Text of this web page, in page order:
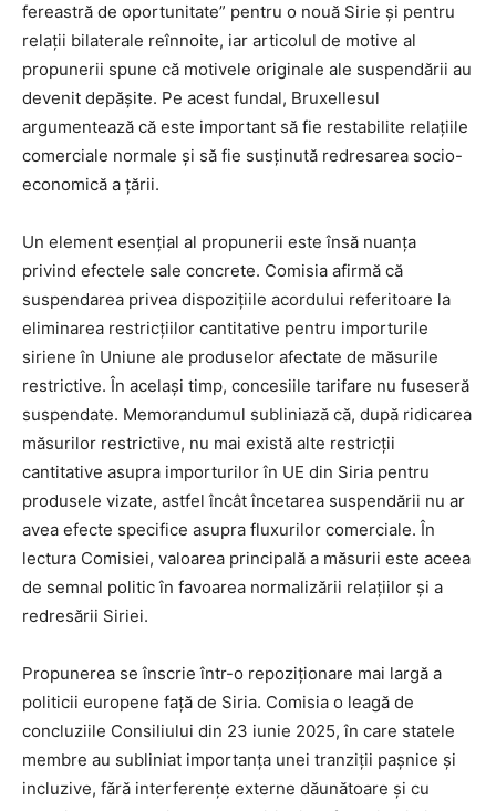
fereastră de oportunitate” pentru o nouă Sirie și pentru
relații bilaterale reînnoite, iar articolul de motive al
propunerii spune că motivele originale ale suspendării au
devenit depășite. Pe acest fundal, Bruxellesul
argumentează că este important să fie restabilite relațiile
comerciale normale și să fie susținută redresarea socio-
economică a țării.
Un element esențial al propunerii este însă nuanța
privind efectele sale concrete. Comisia afirmă că
suspendarea privea dispozițiile acordului referitoare la
eliminarea restricțiilor cantitative pentru importurile
siriene în Uniune ale produselor afectate de măsurile
restrictive. În același timp, concesiile tarifare nu fuseseră
suspendate. Memorandumul subliniază că, după ridicarea
măsurilor restrictive, nu mai există alte restricții
cantitative asupra importurilor în UE din Siria pentru
produsele vizate, astfel încât încetarea suspendării nu ar
avea efecte specifice asupra fluxurilor comerciale. În
lectura Comisiei, valoarea principală a măsurii este aceea
de semnal politic în favoarea normalizării relațiilor și a
redresării Siriei.
Propunerea se înscrie într-o repoziționare mai largă a
politicii europene față de Siria. Comisia o leagă de
concluziile Consiliului din 23 iunie 2025, în care statele
membre au subliniat importanța unei tranziții pașnice și
incluzive, fără interferențe externe dăunătoare și cu